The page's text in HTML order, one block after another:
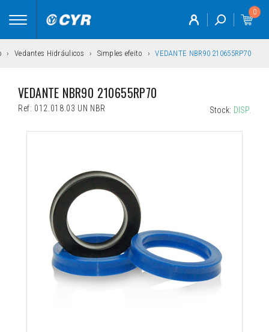
Toggle
0
Vedantes Hidráulicos Simples efeito VEDANTE NBR90 210655RP70
VEDANTE NBR90 210655RP70
Ref: 012.018.03 UN NBR Stock: DISP.